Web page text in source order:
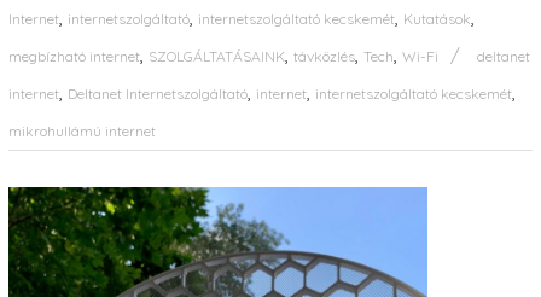
Internet, internetszolgáltató, internetszolgáltató kecskemét, Kutatások,
megbízható internet, SZOLGÁLTATÁSAINK, távközlés, Tech, Wi-Fi deltanet
internet, Deltanet Internetszolgáltató, internet, internetszolgáltató kecskemét,
mikrohullámú internet